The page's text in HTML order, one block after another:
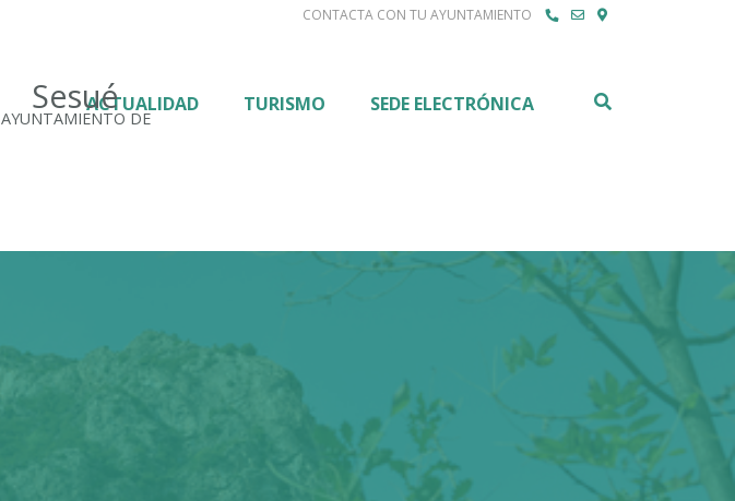
CONTACTA CON TU AYUNTAMIENTO
Sesué
AYUNTAMIENTO DE
ACTUALIDAD TURISMO SEDE ELECTRÓNICA